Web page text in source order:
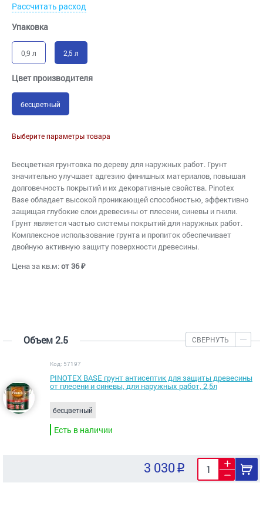
Рассчитать расход
Упаковка
0,9 л 2,5 л
Цвет производителя
бесцветный
Выберите параметры товара
Бесцветная грунтовка по дереву для наружных работ. Грунт
значительно улучшает адгезию финишных материалов, повышая
долговечность покрытий и их декоративные свойства. Pinotex
Base обладает высокой проникающей способностью, эффективно
защищая глубокие слои древесины от плесени, синевы и гнили.
Грунт является частью системы покрытий для наружных работ.
Комплексное использование грунта и пропиток обеспечивает
двойную активную защиту поверхности древесины.
Цена за кв.м:от 36 ₽
Объем 2.5 СВЕРНУТЬ
Код: 57197
PINOTEX BASE грунт антисептик для защиты древесины
от плесени и синевы, для наружных работ, 2,5л
бесцветный
Есть в наличии
3 030